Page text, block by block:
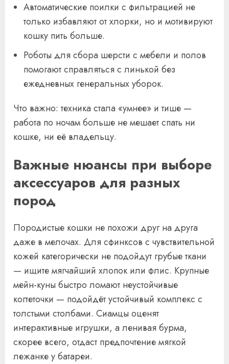
Автоматические поилки с фильтрацией не
только избавляют от хлорки, но и мотивируют
кошку пить больше.
Роботы для сбора шерсти с мебели и полов
помогают справляться с линькой без
ежедневных генеральных уборок.
Что важно: техника стала «умнее» и тише —
работа по ночам больше не мешает спать ни
кошке, ни её владельцу.
Важные нюансы при выборе
аксессуаров для разных
пород
Породистые кошки не похожи друг на друга
даже в мелочах. Для сфинксов с чувствительной
кожей категорически не подойдут грубые ткани
— ищите мягчайший хлопок или флис. Крупные
мейн-куны быстро ломают неустойчивые
когтеточки — подойдёт устойчивый комплекс с
толстыми столбами. Сиамцы оценят
интерактивные игрушки, а ленивая бурма,
скорее всего, отдаст предпочтение мягкой
лежанке у батареи.